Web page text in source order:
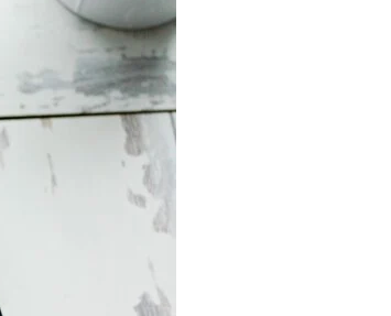
Dân Dụng